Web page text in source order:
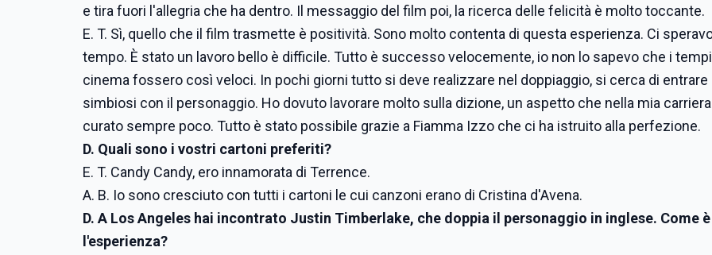
e tira fuori l'allegria che ha dentro. Il messaggio del film poi, la ricerca delle felicità è molto toccante.
E. T. Sì, quello che il film trasmette è positività. Sono molto contenta di questa esperienza. Ci
tempo. È stato un lavoro bello è difficile. Tutto è successo velocemente, io non lo sapevo che i
cinema fossero così veloci. In pochi giorni tutto si deve realizzare nel doppiaggio, si cerca di entrare
simbiosi con il personaggio. Ho dovuto lavorare molto sulla dizione, un aspetto che nella mia
curato sempre poco. Tutto è stato possibile grazie a Fiamma Izzo che ci ha istruito alla perfezione.
D. Quali sono i vostri cartoni preferiti?
E. T. Candy Candy, ero innamorata di Terrence.
A. B. Io sono cresciuto con tutti i cartoni le cui canzoni erano di Cristina d'Avena.
D. A Los Angeles hai incontrato Justin Timberlake, che doppia il personaggio in inglese. Come
l'esperienza?